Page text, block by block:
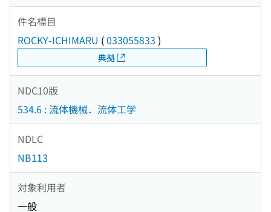
件名標目
ROCKY-ICHIMARU (033055833 )
典拠
NDC10版
534.6 : 流体機械．流体工学
NDLC
NB113
対象利用者
一般